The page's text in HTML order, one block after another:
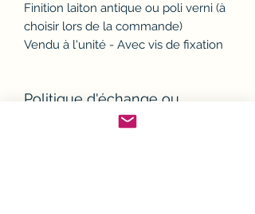
Finition laiton antique ou poli verni (à
choisir lors de la commande)
Vendu à l'unité - Avec vis de fixation
Politique d'échange ou
remboursement (avoir)